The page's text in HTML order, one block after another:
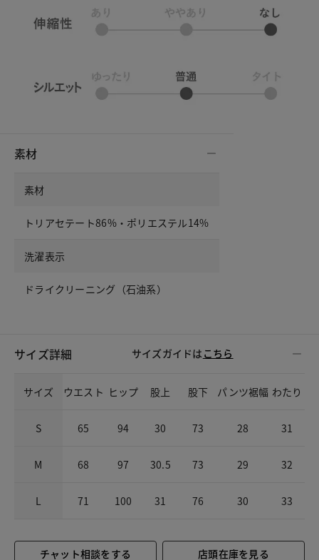
素材
素材
トリアセテート86%・ポリエステル14%
洗濯表示
ドライクリーニング（石油系）
サイズ詳細 サイズガイドは こちら
サイズ ウエスト ヒップ 股上 股下 パンツ裾幅 わたり
S 65 94 30 73 28 31
M 68 97 30.5 73 29 32
L 71 100 31 76 30 33
チャット相談をする 店頭在庫を見る